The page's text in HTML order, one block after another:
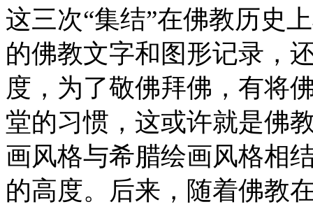
这三次“集结”在佛教历史
的佛教文字和图形记录，
度，为了敬佛拜佛，有将
堂的习惯，这或许就是佛
画风格与希腊绘画风格相
的高度。后来，随着佛教